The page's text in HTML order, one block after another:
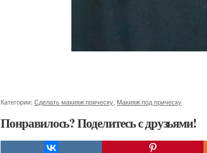
Категории: Сделать макияж прическу Макияж под прическу
Понравилось? Поделитесь с друзьями!